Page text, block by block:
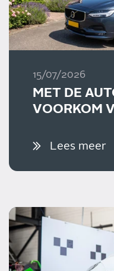
15/07/2026
MET DE
VOORKOM
Lees meer